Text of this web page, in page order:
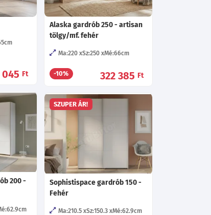
cm
045 Ft
Alaska gardrób 250 - artisan
tölgy/mf. fehér
Ma:220 Sz:250 Mé:66cm
-10% 322 385 Ft
200 -
cm
SZUPER ÁR!
Sophistispace gardrób 150 -
Fehér
Ma:210.5 Sz:150.3 Mé:62.9cm